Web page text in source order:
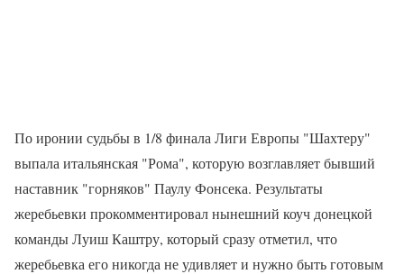
По иронии судьбы в 1/8 финала Лиги Европы "Шахтеру"
выпала итальянская "Рома", которую возглавляет бывший
наставник "горняков" Паулу Фонсека. Результаты
жеребьевки прокомментировал нынешний коуч донецкой
команды Луиш Каштру, который сразу отметил, что
жеребьевка его никогда не удивляет и нужно быть готовым